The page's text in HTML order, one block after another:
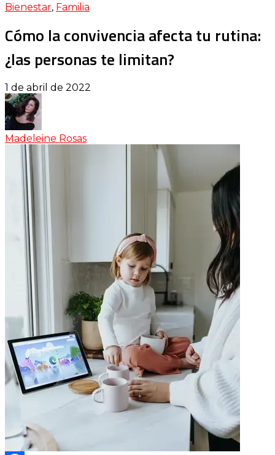
Bienestar, Familia
Cómo la convivencia afecta tu rutina:
¿las personas te limitan?
1 de abril de 2022
Madeleine Rosas